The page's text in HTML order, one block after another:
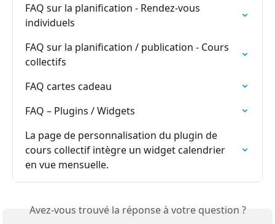
FAQ sur la planification - Rendez-vous
individuels
FAQ sur la planification / publication - Cours
collectifs
FAQ cartes cadeau
FAQ – Plugins / Widgets
La page de personnalisation du plugin de
cours collectif intègre un widget calendrier
en vue mensuelle.
Avez-vous trouvé la réponse à votre question ?